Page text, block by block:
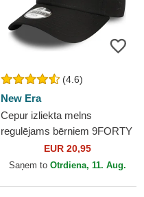
(4.6)
New Era
Cepur izliekta melns
regulējams bērniem 9FORTY
League Essential no New
York Yankees MLB no New
EUR 20,95
Saņem to Otrdiena, 11. Aug.